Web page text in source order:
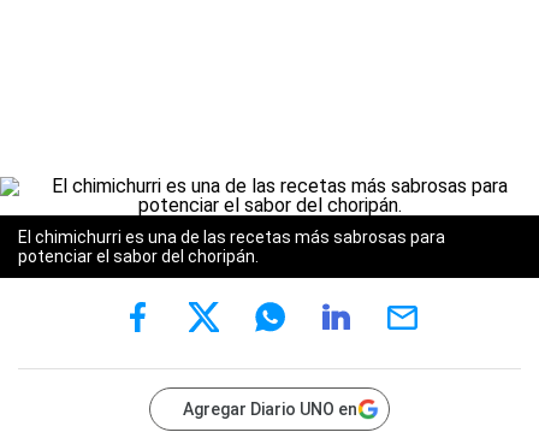
El chimichurri es una de las recetas más sabrosas para
potenciar el sabor del choripán.
Agregar Diario UNO en